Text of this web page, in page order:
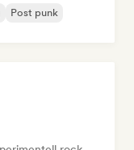
Post punk